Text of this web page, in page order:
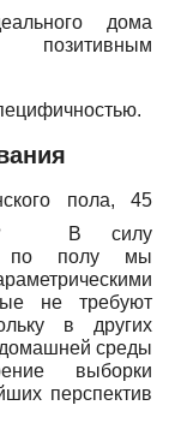
дома
пола, 45
В силу
по полу мы
не требуют
в других
домашней среды
выборки
перспектив